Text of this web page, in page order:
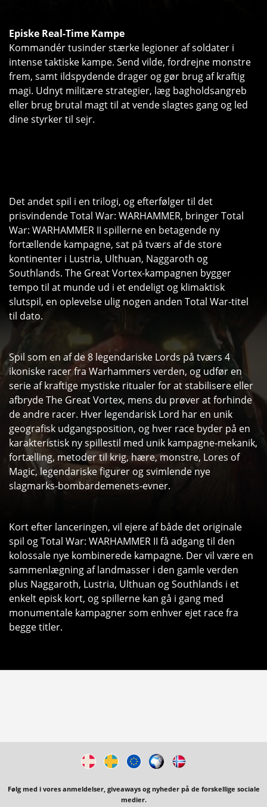
Episke Real-Time Kampe
Kommandér tusinder stærke legioner af soldater i
intense taktiske kampe. Send vilde, fordrejne monstre
frem, samt ildspydende drager og gør brug af kraftig
magi. Udnyt militære strategier, læg bagholdsangreb
eller brug brutal magt til at vende slagtes gang og led
dine styrker til sejr.
Det andet spil i en trilogi, og efterfølger til det
prisvindende Total War: WARHAMMER, bringer Total
War: WARHAMMER II spillerne en betagende ny
fortællende kampagne, sat på tværs af de store
kontinenter i Lustria, Ulthuan, Naggaroth og
Southlands. The Great Vortex-kampagnen bygger
tempo til at munde ud i et endeligt og klimaktisk
slutspil, en oplevelse ulig nogen anden Total War-titel
til dato.
Spil som en af de ​​8 legendariske Lords på tværs 4
ikoniske racer fra Warhammers verden, og udfør en
serie af kraftige mystiske ritualer for at stabilisere eller
afbryde The Great Vortex, mens du prøver at forhinde
de andre racer. Hver legendarisk Lord har en unik
geografisk udgangsposition, og hver race byder på en
karakteristisk ny spillestil med unik kampagne-mekanik,
fortælling, metoder til krig, hære, monstre, Lores of
Magic, legendariske figurer og svimlende nye
slagmarks-bombardemenets-evner.
Kort efter lanceringen, vil ejere af både det originale
spil og Total War: WARHAMMER II få adgang til den
kolossale nye kombinerede kampagne. Der vil være en
sammenlægning af landmasser i den gamle verden
plus Naggaroth, Lustria, Ulthuan og Southlands i et
enkelt episk kort, og spillerne kan gå i gang med
monumentale kampagner som enhver ejet race fra
begge titler.
Følg med i vores anmeldelser, giveaways og nyheder på de forskellige sociale
medier.